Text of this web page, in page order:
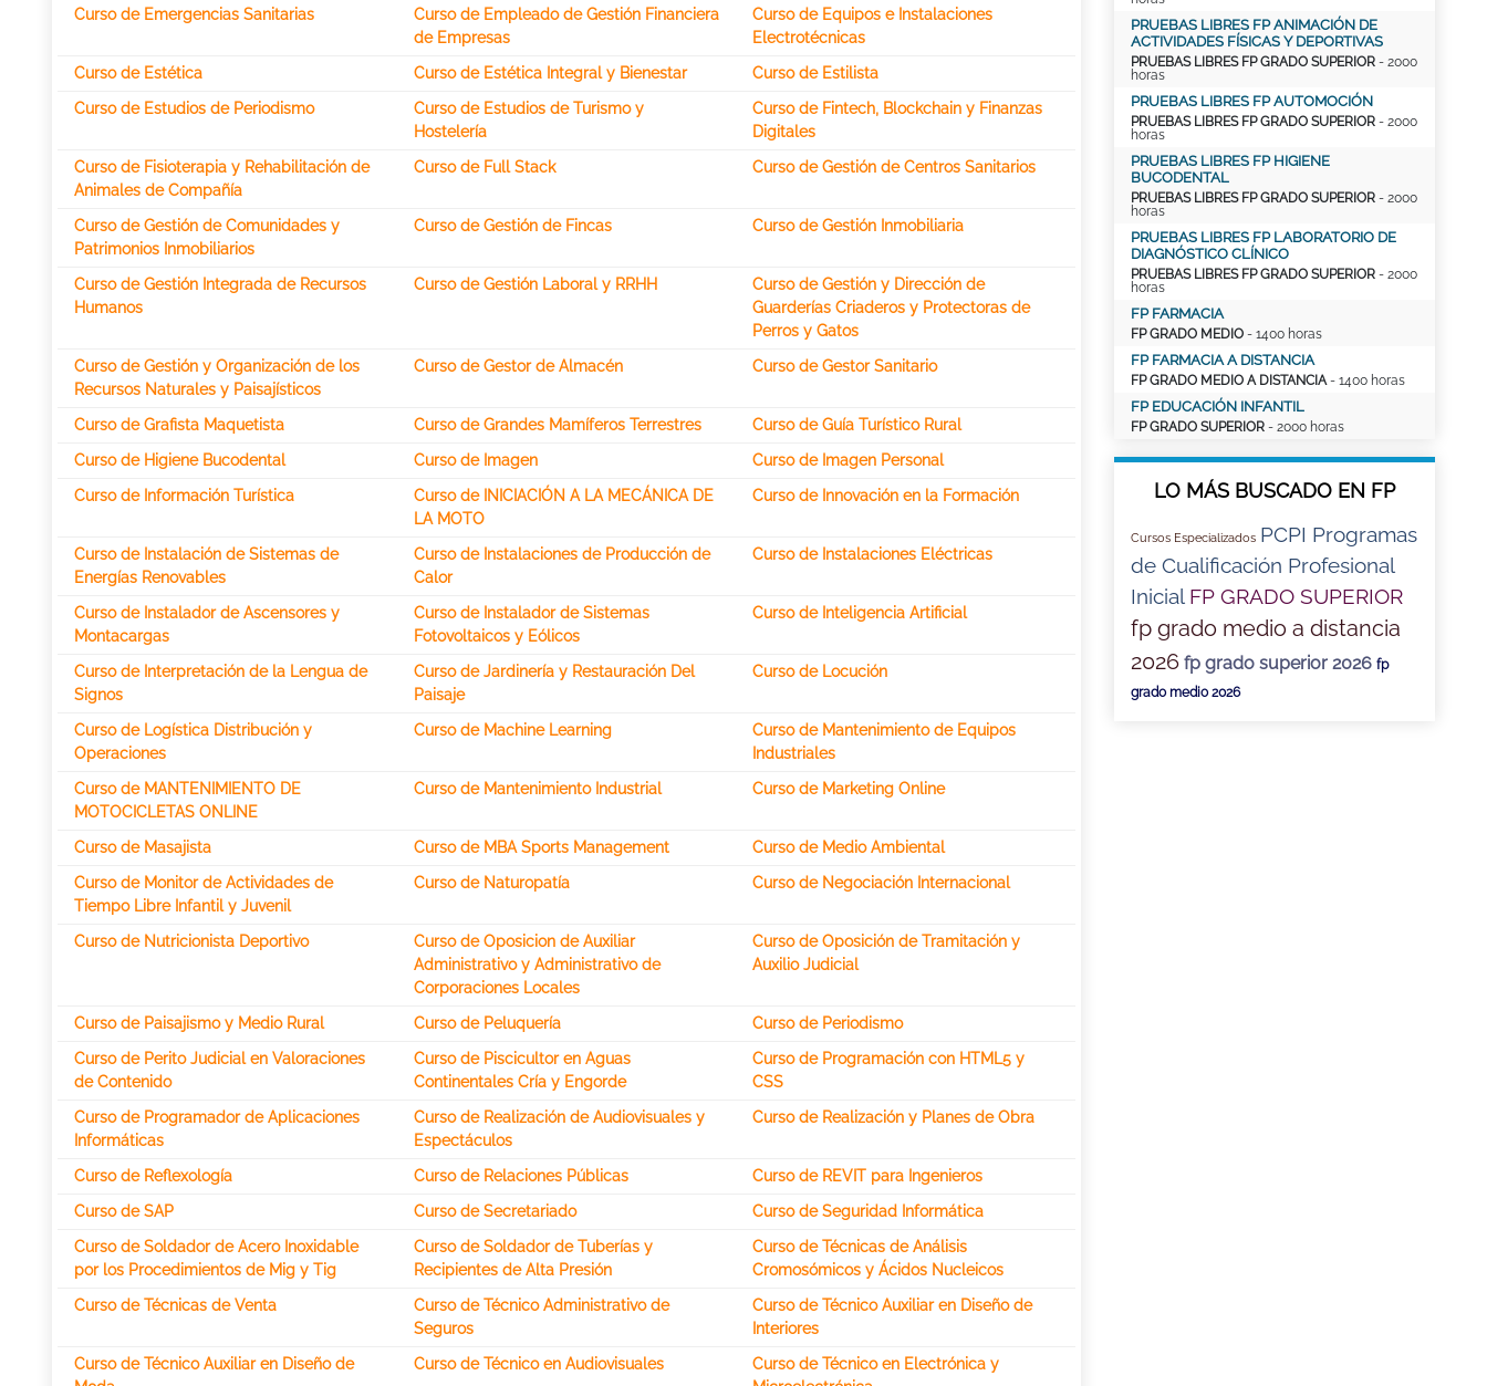
Curso de Emergencias Sanitarias
Curso de Empleado de Gestión Financiera
de Empresas
Curso de Equipos e Instalaciones
Electrotécnicas
Curso de Estética
Curso de Estética Integral y Bienestar
Curso de Estilista
Curso de Estudios de Periodismo
Curso de Estudios de Turismo y
Hostelería
Curso de Fintech, Blockchain y Finanzas
Digitales
Curso de Fisioterapia y Rehabilitación de
Animales de Compañía
Curso de Full Stack Curso de Gestión de Centros Sanitarios
Curso de Gestión de Comunidades y
Patrimonios Inmobiliarios
Curso de Gestión de Fincas Curso de Gestión Inmobiliaria
Curso de Gestión Integrada de Recursos
Humanos
Curso de Gestión Laboral y RRHH
Curso de Gestión y Dirección de
Guarderías Criaderos y Protectoras de
Perros y Gatos
Curso de Gestión y Organización de los
Recursos Naturales y Paisajísticos
Curso de Gestor de Almacén Curso de Gestor Sanitario
Curso de Grafista Maquetista Curso de Grandes Mamíferos Terrestres
Curso de Guía Turístico Rural
Curso de Higiene Bucodental
Curso de Imagen
Curso de Imagen Personal
Curso de Información Turística
Curso de INICIACIÓN A LA MECÁNICA DE
LA MOTO
Curso de Innovación en la Formación
Curso de Instalación de Sistemas de
Energías Renovables
Curso de Instalaciones de Producción de
Calor
Curso de Instalaciones Eléctricas
Curso de Instalador de Ascensores y
Montacargas
Curso de Instalador de Sistemas
Fotovoltaicos y Eólicos
Curso de Inteligencia Artificial
Curso de Interpretación de la Lengua de
Signos
Curso de Jardinería y Restauración Del
Paisaje
Curso de Locución
Curso de Logística Distribución y
Operaciones
Curso de Machine Learning
Curso de Mantenimiento de Equipos
Industriales
Curso de MANTENIMIENTO DE
MOTOCICLETAS ONLINE
Curso de Mantenimiento Industrial Curso de Marketing Online
Curso de Masajista Curso de MBA Sports Management
Curso de Medio Ambiental
Curso de Monitor de Actividades de
Tiempo Libre Infantil y Juvenil
Curso de Naturopatía Curso de Negociación Internacional
Curso de Nutricionista Deportivo
Curso de Oposicion de Auxiliar
Administrativo y Administrativo de
Corporaciones Locales
Curso de Oposición de Tramitación y
Auxilio Judicial
Curso de Paisajismo y Medio Rural Curso de Peluquería
Curso de Periodismo
Curso de Perito Judicial en Valoraciones
de Contenido
Curso de Piscicultor en Aguas
Continentales Cría y Engorde
Curso de Programación con HTML5 y
CSS
Curso de Programador de Aplicaciones
Informáticas
Curso de Realización de Audiovisuales y
Espectáculos
Curso de Realización y Planes de Obra
Curso de Reflexología Curso de Relaciones Públicas
Curso de REVIT para Ingenieros
Curso de SAP
Curso de Secretariado
Curso de Seguridad Informática
Curso de Soldador de Acero Inoxidable
por los Procedimientos de Mig y Tig
Curso de Soldador de Tuberías y
Recipientes de Alta Presión
Curso de Técnicas de Análisis
Cromosómicos y Ácidos Nucleicos
Curso de Técnicas de Venta
Curso de Técnico Administrativo de
Seguros
Curso de Técnico Auxiliar en Diseño de
Interiores
Curso de Técnico Auxiliar en Diseño de
Curso de Técnico en Audiovisuales
Curso de Técnico en Electrónica y
PRUEBAS LIBRES FP ANIMACIÓN DE
ACTIVIDADES FÍSICAS Y DEPORTIVAS
PRUEBAS LIBRES FP GRADO SUPERIOR - 2000
horas
PRUEBAS LIBRES FP AUTOMOCIÓN
PRUEBAS LIBRES FP GRADO SUPERIOR - 2000
horas
PRUEBAS LIBRES FP HIGIENE
BUCODENTAL
PRUEBAS LIBRES FP GRADO SUPERIOR - 2000
horas
PRUEBAS LIBRES FP LABORATORIO DE
DIAGNÓSTICO CLÍNICO
PRUEBAS LIBRES FP GRADO SUPERIOR - 2000
horas
FP FARMACIA
FP GRADO MEDIO - 1400 horas
FP FARMACIA A DISTANCIA
FP GRADO MEDIO A DISTANCIA- 1400 horas
FP EDUCACIÓN INFANTIL
FP GRADO SUPERIOR - 2000 horas
LO MÁS BUSCADO EN FP
Cursos Especializados PCPI Programas
de Cualificación Profesional
Inicial FP GRADO SUPERIOR
fp grado medio a distancia
2026 fp grado superior 2026 fp
grado medio 2026